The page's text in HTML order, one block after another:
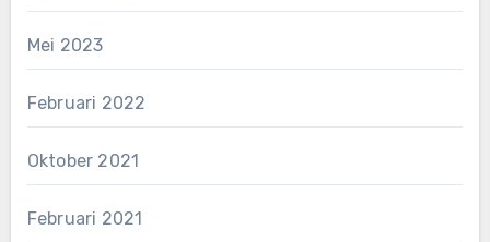
Mei 2023
Februari 2022
Oktober 2021
Februari 2021